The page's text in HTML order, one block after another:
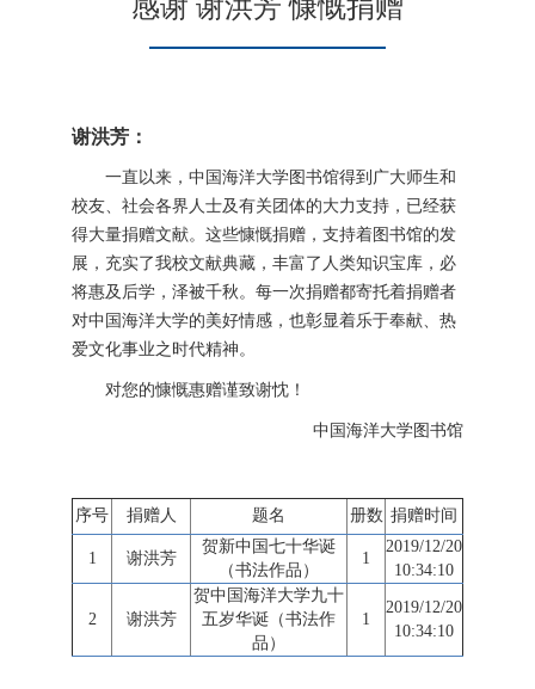
感谢 谢洪芳 慷慨捐赠
谢洪芳：
一直以来，中国海洋大学图书馆得到广大师生和
校友、社会各界人士及有关团体的大力支持，已经获
得大量捐赠文献。这些慷慨捐赠，支持着图书馆的发
展，充实了我校文献典藏，丰富了人类知识宝库，必
将惠及后学，泽被千秋。每一次捐赠都寄托着捐赠者
对中国海洋大学的美好情感，也彰显着乐于奉献、热
爱文化事业之时代精神。
对您的慷慨惠赠谨致谢忱！
中国海洋大学图书馆
序号 捐赠人 题名 册数 捐赠时间
1 谢洪芳
贺新中国七十华诞
（书法作品）
1
2019/12/20
10:34:10
2 谢洪芳
贺中国海洋大学九十
五岁华诞（书法作
品）
1
2019/12/20
10:34:10